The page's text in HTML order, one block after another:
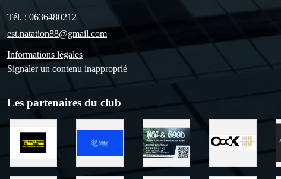
Tél. : 0636480212
est.natation88@gmail.com
Informations légales
Signaler un contenu inapproprié
Les partenaires du club